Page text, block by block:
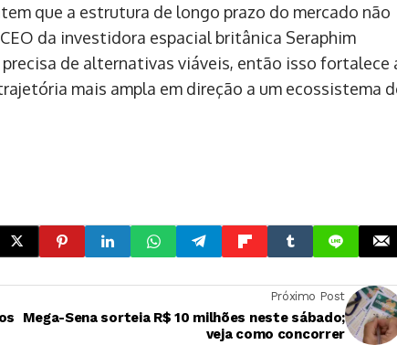
que a estrutura de longo prazo do mercado não
da investidora espacial britânica Seraphim
de alternativas viáveis, então isso fortalece
mais ampla em direção a um ecossistema
Próximo Post
Mega-Sena sorteia R$ 10 milhões neste sábado;
veja como concorrer